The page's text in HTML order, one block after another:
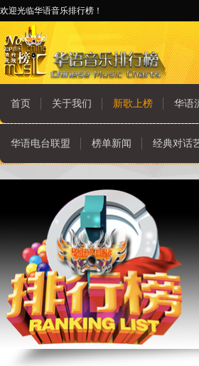
欢迎光临华语音乐排行榜！
首页 关于我们 新歌上榜 华语
华语电台联盟 榜单新闻 经典对话